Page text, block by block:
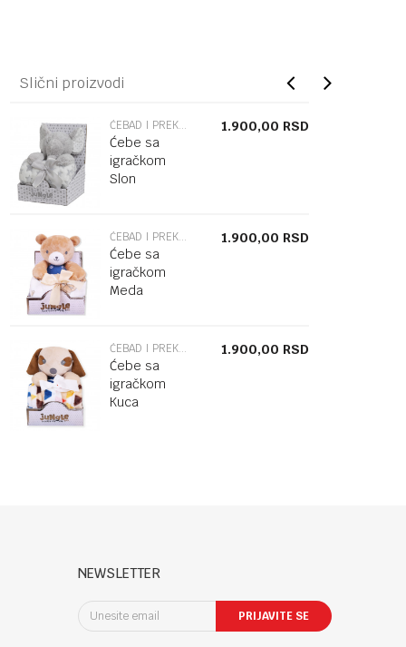
Slični proizvodi
ĆEBAD I PREKRIVACI
Ćebe sa
igračkom
Slon
1.900,00 RSD
ĆEBAD I PREKRIVACI
Ćebe sa
igračkom
Meda
1.900,00 RSD
ĆEBAD I PREKRIVACI
Ćebe sa
igračkom
Kuca
1.900,00 RSD
NEWSLETTER
PRIJAVITE SE